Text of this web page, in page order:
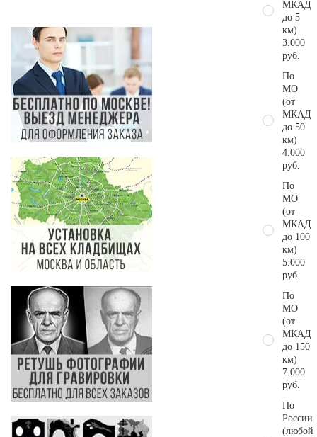
МКАД
до 5
км)
3.000
руб.
По
МО
(от
МКАД
до 50
км)
4.000
руб.
По
МО
(от
МКАД
до 100
км)
5.000
руб.
По
МО
(от
МКАД
до 150
км)
7.000
руб.
По
России
(любой